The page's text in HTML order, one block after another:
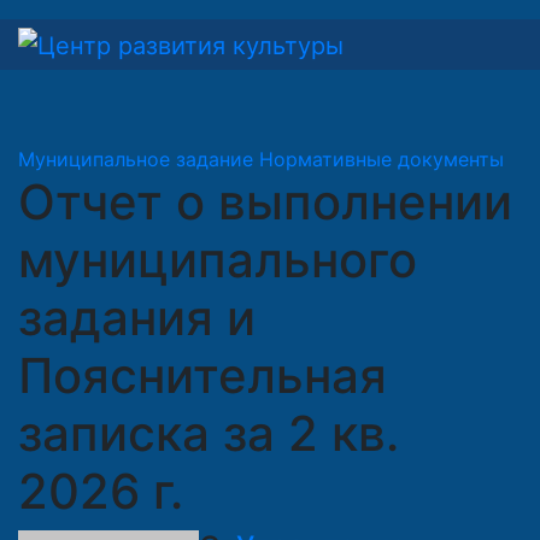
Муниципальное задание Нормативные документы
Отчет о выполнении
муниципального
задания и
Пояснительная
записка за 2 кв.
2026 г.